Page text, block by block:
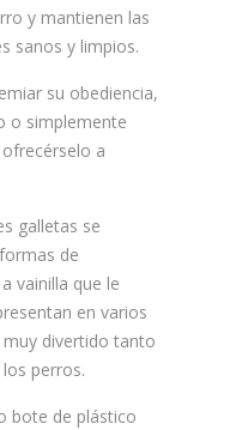
y mantienen las
sanos y limpios.
su obediencia,
o simplemente
a
galletas se
de
vainilla que le
en varios
divertido tanto
perros.
bote de plástico